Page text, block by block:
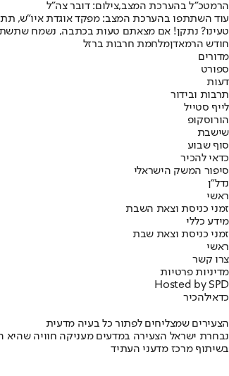
הרמטכ"ל בהערכת המצב,צילום: דובר צה"ל
עוד השתתפו בהערכת המצב: מפקד אוגדת איו״ש, תת-
טעינו? נתקן! אם מצאתם טעות בכתבה, נשמח
חודש הרמאדןמלחמת חרבות ברזל
מדורים
ספורט
דעות
תרבות ובידור
לייף סטייל
הורוסקופ
שישבת
סוף שבוע
כדאי להכיר
סיפור המשק הישראלי
נדל"ן
ראשי
זמני כניסת וצאת השבת
מידע כללי
זמני כניסת וצאת שבת
ראשי
צרו קשר
מדיניות פרטיות
Hosted by SPD
כדאילהכיר
הצעירים שמצליחים לפתור כל בעיה מדעית
נבחרת ישראל הצעירה במדעים מעניקה חוויה שהיא
בשיתוף מרכז מדעני העתיד